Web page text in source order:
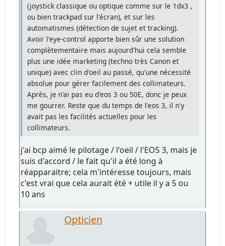
(joystick classique ou optique comme sur le 1dx3 ,
ou bien trackpad sur l'écran), et sur les
automatismes (détection de sujet et tracking).
Avoir l'eye-control apporte bien sûr une solution
complètementaire mais aujourd'hui cela semble
plus une idée marketing (techno très Canon et
unique) avec clin d'oeil au passé, qu'une nécessité
absolue pour gérer facilement des collimateurs.
Après, je n'ai pas eu d'eos 3 ou 50E, donc je peux
me gourrer. Reste que du temps de l'eos 3, il n'y
avait pas les facilités actuelles pour les
collimateurs.
j'ai bcp aimé le pilotage / l'oeil / l'EOS 3, mais je
suis d'accord / le fait qu'il a été long à
réapparaitre; cela m'intéresse toujours, mais
c'est vrai que cela aurait été + utile il y a 5 ou
10 ans
Opticien